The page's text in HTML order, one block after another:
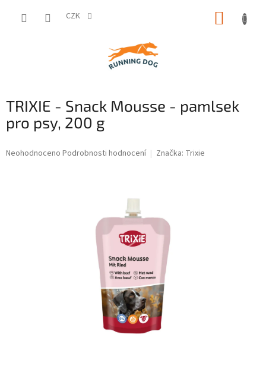
CZK
TRIXIE - Snack Mousse - pamlsek
pro psy, 200 g
Průměrné
Neohodnoceno Podrobnosti hodnocení Značka: Trixie